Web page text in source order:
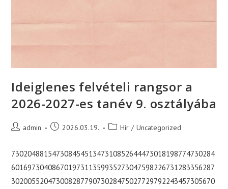
Ideiglenes felvételi rangsor a
2026-2027-es tanév 9. osztályába
Postadmin
Post2026.03.19.
PostHír / Uncategorized
73020488154730845451347310852644473018198774730284
60169730408670197311359935273047598226731283356287
30200552047300828779073028475027729792243457305670